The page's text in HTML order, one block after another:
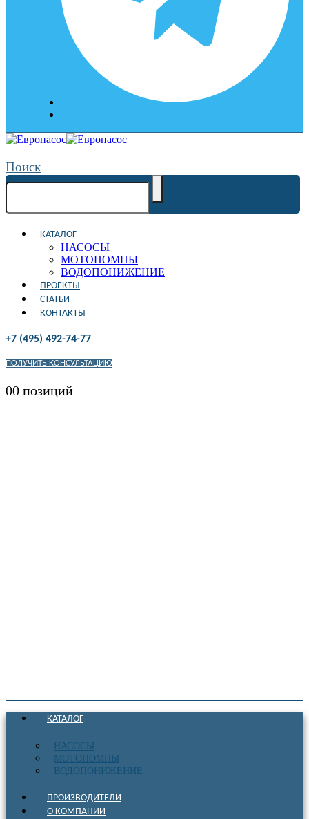
Поиск
КАТАЛОГ
НАСОСЫ
МОТОПОМПЫ
ВОДОПОНИЖЕНИЕ
ПРОЕКТЫ
СТАТЬИ
КОНТАКТЫ
+7 (495) 492-74-77
ПОЛУЧИТЬ КОНСУЛЬТАЦИЮ
00 позиций
КАТАЛОГ
НАСОСЫ
МОТОПОМПЫ
ВОДОПОНИЖЕНИЕ
ПРОИЗВОДИТЕЛИ
О КОМПАНИИ